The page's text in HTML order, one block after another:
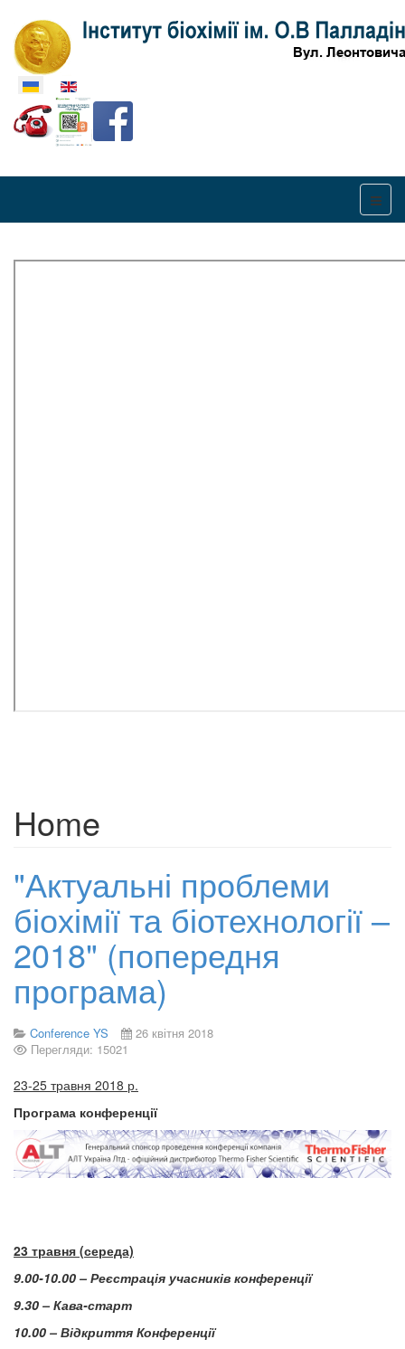
Оберіть свою мову
Home
"Актуальні проблеми
біохімії та біотехнології –
2018" (попередня
програма)
Conference YS
26 квітня 2018
Перегляди: 15021
23-25 травня 2018 р.
Програма конференції
23 травня (середа)
9.00-10.00 – Реєстрація учасників конференції
9.30 – Кава-старт
10.00 – Відкриття Конференції